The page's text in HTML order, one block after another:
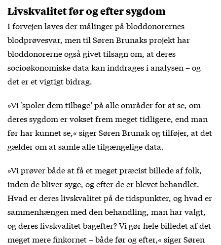
Livskvalitet før og efter sygdom
I forvejen laves der målinger på bloddonorernes
blodprøvesvar, men til Søren Brunaks projekt har
bloddonorerne også givet tilsagn om, at deres
socioøkonomiske data kan inddrages i analysen – og
det er et vigtigt bidrag.
»Vi ’spoler dem tilbage’ på alle områder for at se, om
deres sygdom er vokset frem meget tidligere, end man
før har kunnet se,« siger Søren Brunak og tilføjer, at det
gælder om at samle alle tilgængelige data.
»Vi prøver både at få et meget præcist billede af folk,
inden de bliver syge, og efter de er blevet behandlet.
Hvad er deres livskvalitet på de tidspunkter, og hvad er
sammenhængen med den behandling, man har valgt,
og deres livskvalitet bagefter? Vi gør hele billedet af det
meget mere finkornet – både før og efter,« siger Søren